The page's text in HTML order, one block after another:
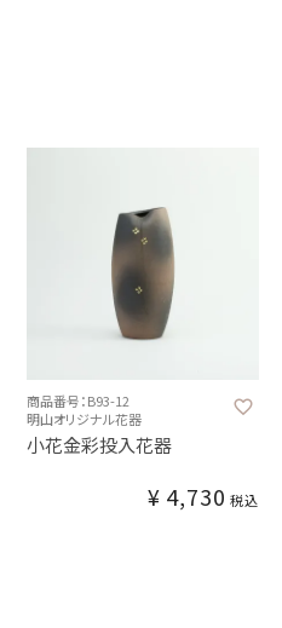
商品番号：B93-12
明山オリジナル花器
小花金彩投入花器
¥ 4,730 税込